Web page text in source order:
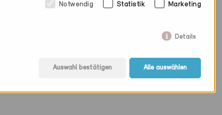
67% Erdsonden-WP, Warmwasser
Notwendig Statistik Marketing
Details
Auswahl bestätigen Alle auswählen